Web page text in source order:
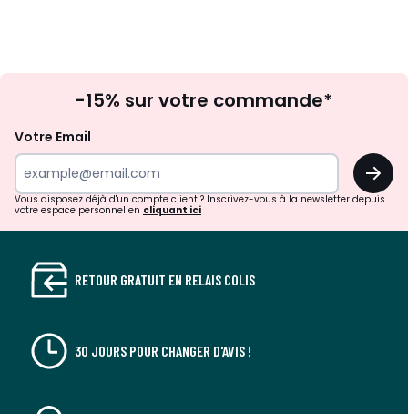
à
newsletter
-15% sur votre commande*
Votre Email
OK
Vous disposez déjà d'un compte client ? Inscrivez-vous à la newsletter depuis
votre espace personnel en cliquant ici
RETOUR GRATUIT EN RELAIS COLIS
30 JOURS POUR CHANGER D'AVIS !